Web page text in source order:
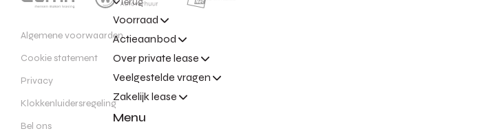
Voorraad
Actieaanbod
Over private lease
Veelgestelde vragen
Zakelijk lease
Menu
Algemene voorwaarden
Cookie statement
Privacy
Klokkenluidersregeling
Bel ons